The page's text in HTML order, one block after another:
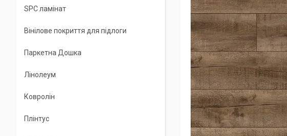
SPC ламінат
Вінілове покриття для підлоги
Паркетна Дошка
Лінолеум
Ковролін
Плінтус